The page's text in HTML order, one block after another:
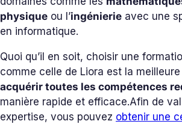
physique ou l’ingénierie avec une
en informatique.
Quoi qu’il en soit, choisir une
comme celle de Liora est la
acquérir toutes les compétences
manière rapide et efficace.Afin de
expertise, vous pouvez obtenir une